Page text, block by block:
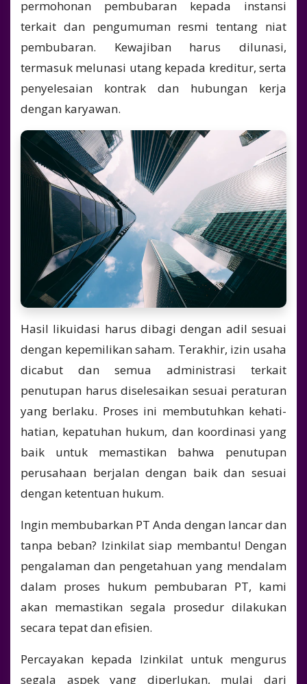
permohonan pembubaran kepada instansi
terkait dan pengumuman resmi tentang niat
pembubaran. Kewajiban harus dilunasi,
termasuk melunasi utang kepada kreditur, serta
penyelesaian kontrak dan hubungan kerja
dengan karyawan.
Hasil likuidasi harus dibagi dengan adil sesuai
dengan kepemilikan saham. Terakhir, izin usaha
dicabut dan semua administrasi terkait
penutupan harus diselesaikan sesuai peraturan
yang berlaku. Proses ini membutuhkan kehati-
hatian, kepatuhan hukum, dan koordinasi yang
baik untuk memastikan bahwa penutupan
perusahaan berjalan dengan baik dan sesuai
dengan ketentuan hukum.
Ingin membubarkan PT Anda dengan lancar dan
tanpa beban? Izinkilat siap membantu! Dengan
pengalaman dan pengetahuan yang mendalam
dalam proses hukum pembubaran PT, kami
akan memastikan segala prosedur dilakukan
secara tepat dan efisien.
Percayakan kepada Izinkilat untuk mengurus
segala aspek yang diperlukan, mulai dari